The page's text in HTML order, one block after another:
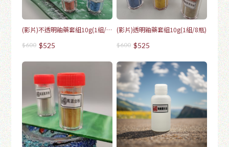
(影片)不透明釉藥套組10g(1組/8
$600 $525
(影片)透明釉藥套組10g(1組/8瓶)
$600 $525